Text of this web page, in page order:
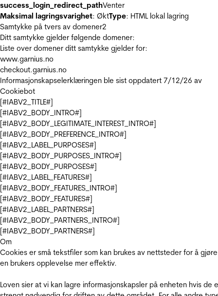
success_login_redirect_pathVenter
Maksimal lagringsvarighet: ØktType: HTML lokal lagring
Samtykke på tvers av domener2
Ditt samtykke gjelder følgende domener:
Liste over domener ditt samtykke gjelder for:
www.garnius.no
checkout.garnius.no
Informasjonskapselerklæringen ble sist oppdatert 7/12/26 av
Cookiebot
[#IABV2_TITLE#]
[#IABV2_BODY_INTRO#]
[#IABV2_BODY_LEGITIMATE_INTEREST_INTRO#]
[#IABV2_BODY_PREFERENCE_INTRO#]
[#IABV2_LABEL_PURPOSES#]
[#IABV2_BODY_PURPOSES_INTRO#]
[#IABV2_BODY_PURPOSES#]
[#IABV2_LABEL_FEATURES#]
[#IABV2_BODY_FEATURES_INTRO#]
[#IABV2_BODY_FEATURES#]
[#IABV2_LABEL_PARTNERS#]
[#IABV2_BODY_PARTNERS_INTRO#]
[#IABV2_BODY_PARTNERS#]
Om
Cookies er små tekstfiler som kan brukes av nettsteder for å gjøre
en brukers opplevelse mer effektiv.
Loven sier at vi kan lagre informasjonskapsler på enheten hvis de